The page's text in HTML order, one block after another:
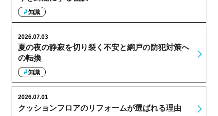
知識
夏の夜の静寂を切り裂く不安と網戸の防犯対策へ
の転換
2026.07.03
知識
クッションフロアのリフォームが選ばれる理由
2026.07.01